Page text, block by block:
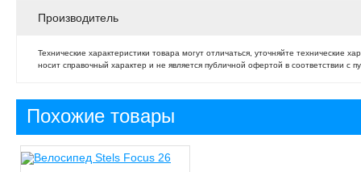
Производитель
Технические характеристики товара могут отличаться, уточняйте технические
носит справочный характер и не является публичной офертой в соответствии с
Похожие товары